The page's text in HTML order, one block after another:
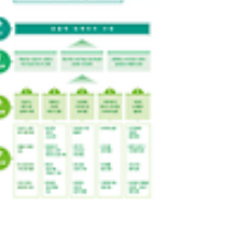
Cooperation on Air
lessons from Europe
- 동북아 미
분석 및 전략제언 - 미세먼
분석, ② 동북아 협력체계 비교
협력 중심의 전략도출